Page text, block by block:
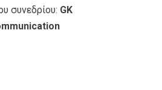
συνεδρίου: GK